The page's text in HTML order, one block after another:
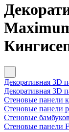
Декоративная 3D
Декоративная 3D
Стеновые панели
Стеновые панели
Стеновые
Стеновые панели